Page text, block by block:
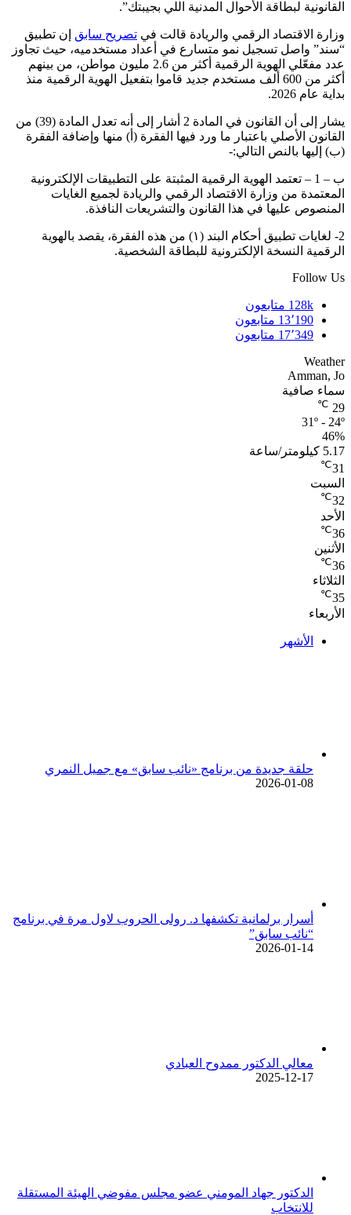
القانونية لبطاقة الأحوال المدنية اللي بجيبتك”.
وزارة الاقتصاد الرقمي والريادة قالت في تصريح سابق إن تطبيق
“سند” واصل تسجيل نمو متسارع في أعداد مستخدميه، حيث تجاوز
عدد مفعّلي الهوية الرقمية أكثر من 2.6 مليون مواطن، من بينهم
أكثر من 600 ألف مستخدم جديد قاموا بتفعيل الهوية الرقمية منذ
بداية عام 2026.
يشار إلى أن القانون في المادة 2 أشار إلى أنه تعدل المادة (39) من
القانون الأصلي باعتبار ما ورد فيها الفقرة (أ) منها وإضافة الفقرة
(ب) إليها بالنص التالي:-
ب – 1 – تعتمد الهوية الرقمية المثبتة على التطبيقات الإلكترونية
المعتمدة من وزارة الاقتصاد الرقمي والريادة لجميع الغايات
المنصوص عليها في هذا القانون والتشريعات النافذة.
2- لغايات تطبيق أحكام البند (۱) من هذه الفقرة، يقصد بالهوية
الرقمية النسخة الإلكترونية للبطاقة الشخصية.
Follow Us
128k متابعون
13٬190 متابعون
17٬349 متابعون
Weather
Amman, Jo
سماء صافية
29
℃
31º - 24º
46%
5.17 كيلومتر/ساعة
31
℃
السبت
32
℃
الأحد
36
℃
الأثنين
36
℃
الثلاثاء
35
℃
الأربعاء
الأشهر
حلقة جديدة من برنامج «نائب سابق» مع جميل النمري
2026-01-08
أسرار برلمانية تكشفها د. رولى الحروب لاول مرة في برنامج
“نائب سابق”
2026-01-14
معالي الدكتور ممدوح العبادي
2025-12-17
الدكتور جهاد المومني عضو مجلس مفوضي الهيئة المستقلة
للانتخاب